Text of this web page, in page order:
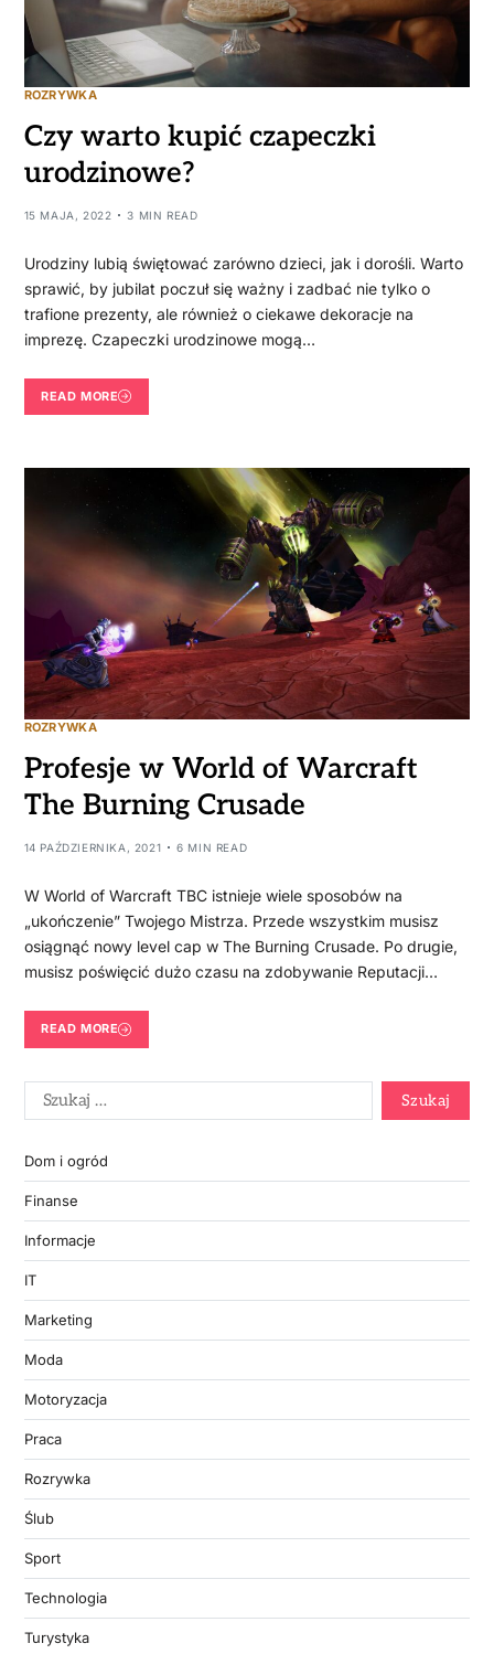
ROZRYWKA
Czy warto kupić czapeczki
urodzinowe?
15 MAJA, 2022 3 MIN READ
Urodziny lubią świętować zarówno dzieci, jak i dorośli. Warto
sprawić, by jubilat poczuł się ważny i zadbać nie tylko o
trafione prezenty, ale również o ciekawe dekoracje na
imprezę. Czapeczki urodzinowe mogą…
READ MORE
ROZRYWKA
Profesje w World of Warcraft
The Burning Crusade
14 PAŹDZIERNIKA, 2021 6 MIN READ
W World of Warcraft TBC istnieje wiele sposobów na
„ukończenie” Twojego Mistrza. Przede wszystkim musisz
osiągnąć nowy level cap w The Burning Crusade. Po drugie,
musisz poświęcić dużo czasu na zdobywanie Reputacji…
READ MORE
Dom i ogród
Finanse
Informacje
IT
Marketing
Moda
Motoryzacja
Praca
Rozrywka
Ślub
Sport
Technologia
Turystyka